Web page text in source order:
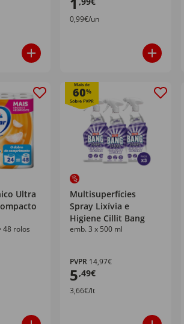
0,99€/un
Ultra
48 rolos
Mais de
60%
Multisuperfícies
Spray Lixívia e
Higiene Cillit Bang
emb. 3 x 500 ml
PVPR 14,97€
5,49€
3,66€/lt